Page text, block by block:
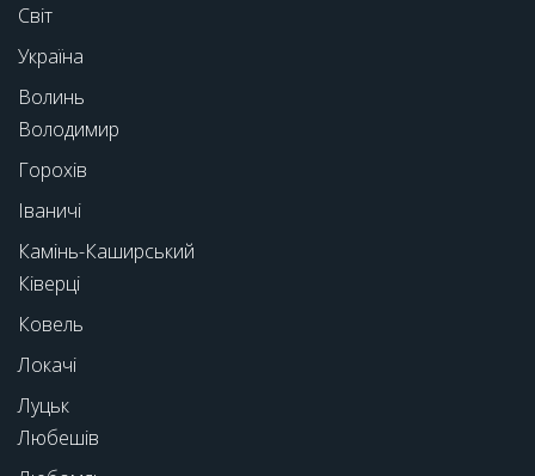
Світ
Україна
Волинь
Володимир
Горохів
Іваничі
Камінь-Каширський
Ківерці
Ковель
Локачі
Луцьк
Любешів